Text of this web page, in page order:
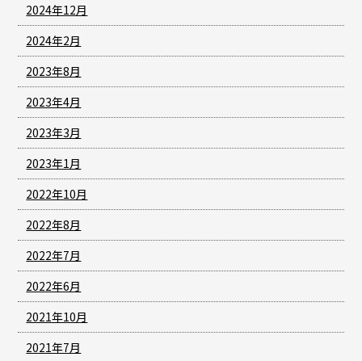
2024年12月
2024年2月
2023年8月
2023年4月
2023年3月
2023年1月
2022年10月
2022年8月
2022年7月
2022年6月
2021年10月
2021年7月